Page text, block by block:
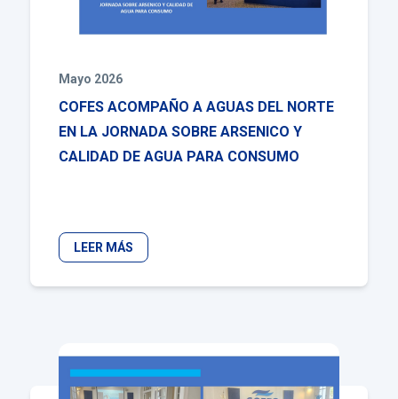
Mayo 2026
COFES ACOMPAÑO A AGUAS DEL NORTE
EN LA JORNADA SOBRE ARSENICO Y
CALIDAD DE AGUA PARA CONSUMO
LEER MÁS